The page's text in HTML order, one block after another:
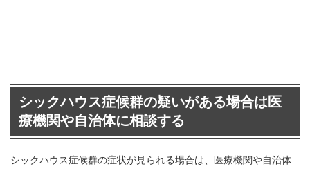
シックハウス症候群の疑いがある場合は医
療機関や自治体に相談する
シックハウス症候群の症状が見られる場合は、医療機関や自治体